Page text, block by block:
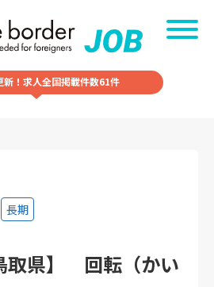
新！求人全国掲載件数61件
長期
取県】 回転（かい